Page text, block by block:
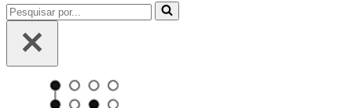
Pesquisar
por...